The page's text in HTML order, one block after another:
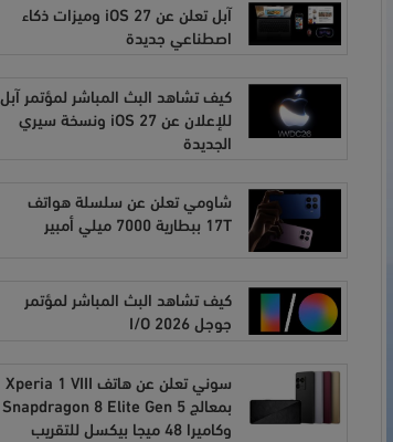
آبل تعلن عن iOS 27 وميزات ذكاء
اصطناعي جديدة
كيف تشاهد البث المباشر لمؤتمر آبل
للإعلان عن iOS 27 ونسخة سيري
الجديدة
شاومي تعلن عن سلسلة هواتف
17T ببطارية 7000 ميلي أمبير
كيف تشاهد البث المباشر لمؤتمر
جوجل I/O 2026
سوني تعلن عن هاتف Xperia 1 VIII
بمعالج Snapdragon 8 Elite Gen 5
وكاميرا 48 ميجا بيكسل للتقريب